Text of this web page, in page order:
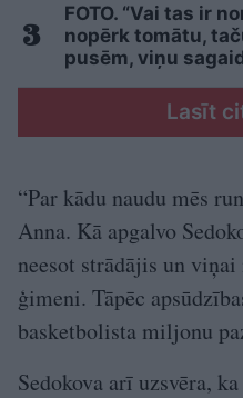
FOTO. “Vai tas ir
nopērk tomātu,
pusēm, viņu
Lasīt
“Par kādu naudu mēs
Anna. Kā apgalvo
neesot strādājis un
ģimeni. Tāpēc
basketbolista miljonu
Sedokova arī uzsvēra,